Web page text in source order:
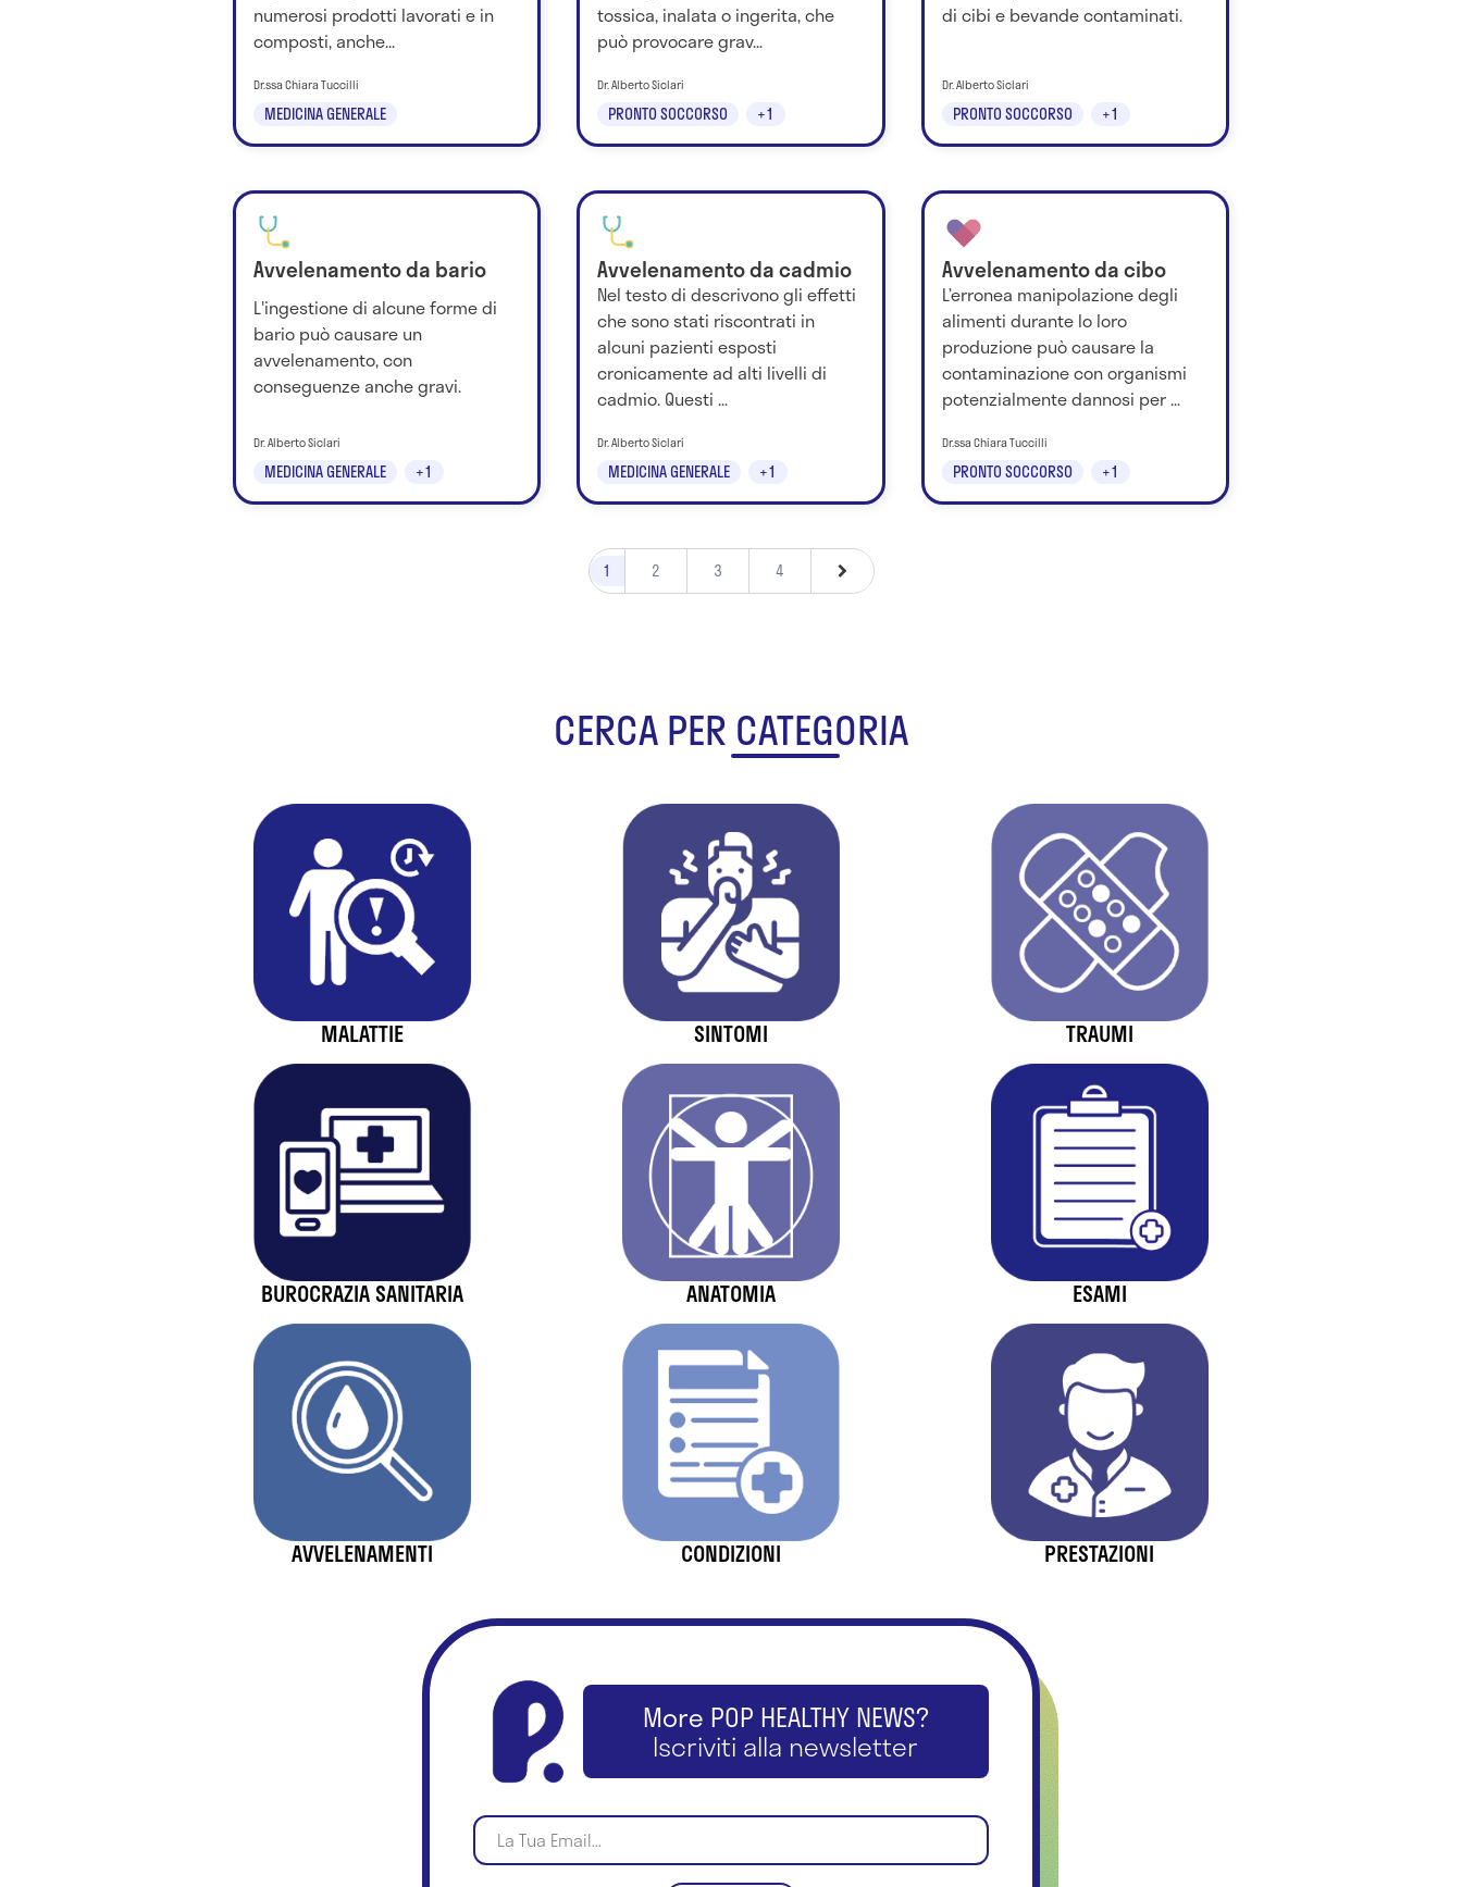
numerosi prodotti lavorati e in
composti, anche...
MEDICINA GENERALE
Dr.ssa Chiara Tuccilli
tossica, inalata o ingerita, che
può provocare grav...
PRONTO SOCCORSO +1
Dr. Alberto Siclari
di cibi e bevande contaminati.
PRONTO SOCCORSO +1
Dr. Alberto Siclari
Avvelenamento da bario
L'ingestione di alcune forme di
bario può causare un
avvelenamento, con
conseguenze anche gravi.
MEDICINA GENERALE +1
Dr. Alberto Siclari
Avvelenamento da cadmio
Nel testo di descrivono gli effetti
che sono stati riscontrati in
alcuni pazienti esposti
cronicamente ad alti livelli di
cadmio. Questi ...
MEDICINA GENERALE +1
Dr. Alberto Siclari
Avvelenamento da cibo
L’erronea manipolazione degli
alimenti durante lo loro
produzione può causare la
contaminazione con organismi
potenzialmente dannosi per ...
PRONTO SOCCORSO +1
Dr.ssa Chiara Tuccilli
1 2 3 4
CERCA PER CATEGORIA
MALATTIE SINTOMI TRAUMI
BUROCRAZIA SANITARIA ANATOMIA ESAMI
AVVELENAMENTI CONDIZIONI PRESTAZIONI
More POP HEALTHY NEWS?
Iscriviti alla newsletter